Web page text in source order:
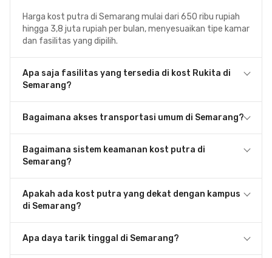
Harga kost putra di Semarang mulai dari 650 ribu rupiah
hingga 3,8 juta rupiah per bulan, menyesuaikan tipe kamar
dan fasilitas yang dipilih.
Apa saja fasilitas yang tersedia di kost Rukita di
Semarang?
Bagaimana akses transportasi umum di Semarang?
Bagaimana sistem keamanan kost putra di
Semarang?
Apakah ada kost putra yang dekat dengan kampus
di Semarang?
Apa daya tarik tinggal di Semarang?